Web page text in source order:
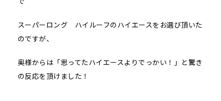
スーパーロング ハイルーフのハイエースをお選び頂いた
のですが、
奥様からは「思ってたハイエースよりでっかい！」と驚き
の反応を頂けました！